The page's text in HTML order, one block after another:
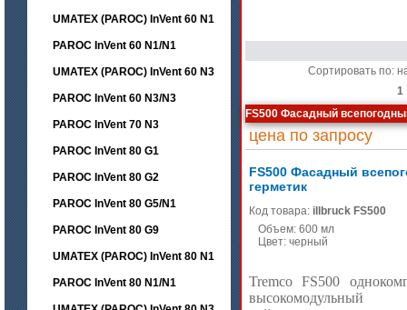
UMATEX (PAROC) InVent 60 N1
PAROC InVent 60 N1/N1
UMATEX (PAROC) InVent 60 N3
PAROC InVent 60 N3/N3
PAROC InVent 70 N3
PAROC InVent 80 G1
PAROC InVent 80 G2
PAROC InVent 80 G5/N1
PAROC InVent 80 G9
UMATEX (PAROC) InVent 80 N1
PAROC InVent 80 N1/N1
Сортировать по:
1
FS500 Фасадный
цена по запросу
FS500 Фасадный
герметик
Код товара: illbruck FS500
Объем: 600 мл
Цвет: черный
Tremco FS500
высокомодульный